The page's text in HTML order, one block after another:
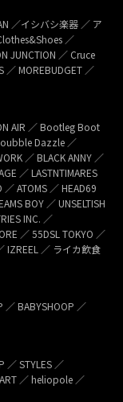
／イシバシ楽器 ／ ア
／
JUNCTION ／ Cruce
／ MOREBUDGET ／
AIR ／ Bootleg Boot
Dazzle ／
／ BLACK ANNY ／
／ LASTNTIMARES
／ ATOMS ／ HEAD69
BOY ／ UNSELTISH
INC. ／
／ 55DSL TOKYO ／
IZREEL ／ ライカ飲食
／ BABYSHOOP ／
／ STYLES ／
／ heliopole ／